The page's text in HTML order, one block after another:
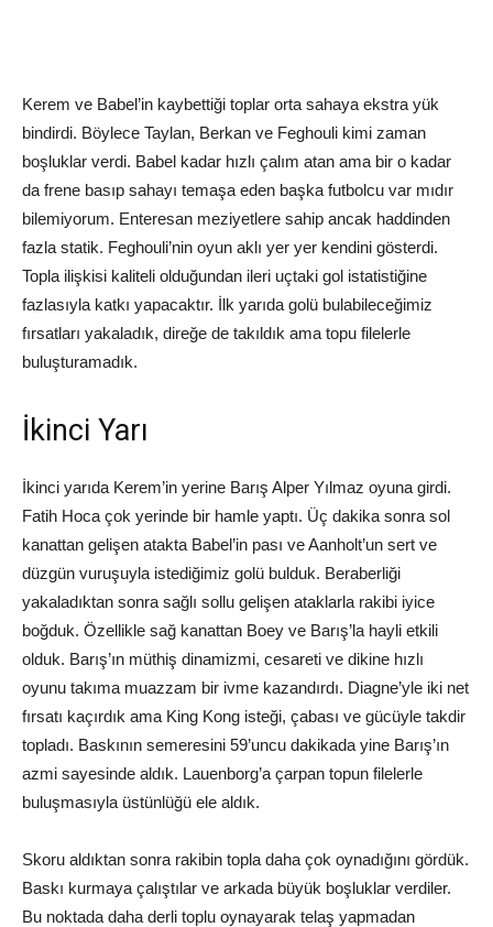
Kerem ve Babel’in kaybettiği toplar orta sahaya ekstra yük
bindirdi. Böylece Taylan, Berkan ve Feghouli kimi zaman
boşluklar verdi. Babel kadar hızlı çalım atan ama bir o kadar
da frene basıp sahayı temaşa eden başka futbolcu var mıdır
bilemiyorum. Enteresan meziyetlere sahip ancak haddinden
fazla statik. Feghouli’nin oyun aklı yer yer kendini gösterdi.
Topla ilişkisi kaliteli olduğundan ileri uçtaki gol istatistiğine
fazlasıyla katkı yapacaktır. İlk yarıda golü bulabileceğimiz
fırsatları yakaladık, direğe de takıldık ama topu filelerle
buluşturamadık.
İkinci Yarı
İkinci yarıda Kerem’in yerine Barış Alper Yılmaz oyuna girdi.
Fatih Hoca çok yerinde bir hamle yaptı. Üç dakika sonra sol
kanattan gelişen atakta Babel’in pası ve Aanholt’un sert ve
düzgün vuruşuyla istediğimiz golü bulduk. Beraberliği
yakaladıktan sonra sağlı sollu gelişen ataklarla rakibi iyice
boğduk. Özellikle sağ kanattan Boey ve Barış’la hayli etkili
olduk. Barış’ın müthiş dinamizmi, cesareti ve dikine hızlı
oyunu takıma muazzam bir ivme kazandırdı. Diagne’yle iki net
fırsatı kaçırdık ama King Kong isteği, çabası ve gücüyle takdir
topladı. Baskının semeresini 59’uncu dakikada yine Barış’ın
azmi sayesinde aldık. Lauenborg’a çarpan topun filelerle
buluşmasıyla üstünlüğü ele aldık.
Skoru aldıktan sonra rakibin topla daha çok oynadığını gördük.
Baskı kurmaya çalıştılar ve arkada büyük boşluklar verdiler.
Bu noktada daha derli toplu oynayarak telaş yapmadan